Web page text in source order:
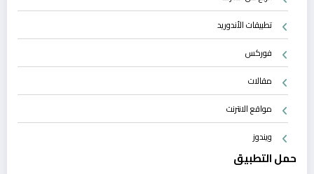
تطبيقات الأندوريد
فوركس
مقالات
مواقع الانترنت
ويندوز
حمل التطبيق